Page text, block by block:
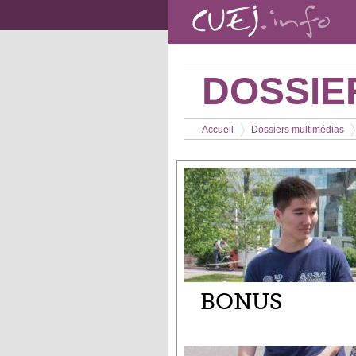
Vous êtes ici
Accueil
>
Dossiers multimédias
>
BONUS